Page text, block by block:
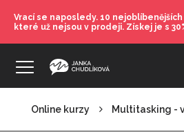
Vrací se naposledy. 10
které už nejsou v prodeji. Získej je s
Online kurzy Multitasking -